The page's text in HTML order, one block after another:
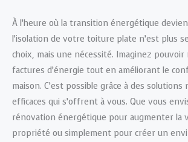
À l’heure où la transition énergétique
l’isolation de votre toiture plate n’est plus
choix, mais une nécessité. Imaginez pouvoir
factures d’énergie tout en améliorant le
maison. C’est possible grâce à des
efficaces qui s’offrent à vous. Que vous
rénovation énergétique pour augmenter la
propriété ou simplement pour créer un